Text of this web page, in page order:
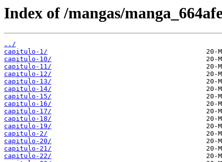
Index of /mangas/
../
capitulo-1/
capitulo-10/
capitulo-11/
capitulo-12/
capitulo-13/
capitulo-14/
capitulo-15/
capitulo-16/
capitulo-17/
capitulo-18/
capitulo-19/
capitulo-2/
capitulo-20/
capitulo-21/
capitulo-22/